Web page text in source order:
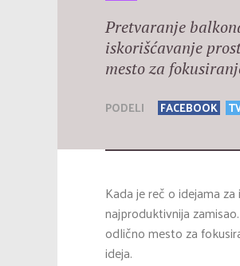
Pretvaranje
iskorišćavanje
mesto za
PODELI FACEBOOK
Kada je reč o idejama
najproduktivnija
odlično mesto za
ideja.